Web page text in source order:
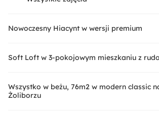
Nowoczesny Hiacynt w wersji premium
Soft Loft w 3-pokojowym mieszkaniu z
Wszystko w beżu, 76m2 w modern classic
Żoliborzu